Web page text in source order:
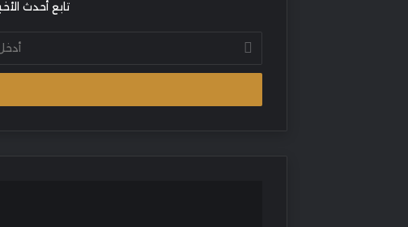
تابع أحدث
بريدك
الإلكتروني